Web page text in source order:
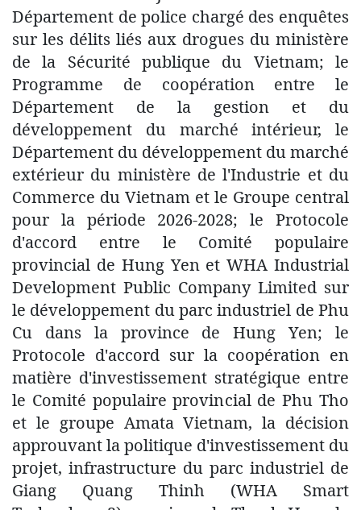
Département de police chargé des enquêtes
sur les délits liés aux drogues du ministère
de la Sécurité publique du Vietnam; le
Programme de coopération entre le
Département de la gestion et du
développement du marché intérieur, le
Département du développement du marché
extérieur du ministère de l'Industrie et du
Commerce du Vietnam et le Groupe central
pour la période 2026-2028; le Protocole
d'accord entre le Comité populaire
provincial de Hung Yen et WHA Industrial
Development Public Company Limited sur
le développement du parc industriel de Phu
Cu dans la province de Hung Yen; le
Protocole d'accord sur la coopération en
matière d'investissement stratégique entre
le Comité populaire provincial de Phu Tho
et le groupe Amata Vietnam, la décision
approuvant la politique d'investissement du
projet, infrastructure du parc industriel de
Giang Quang Thinh (WHA Smart